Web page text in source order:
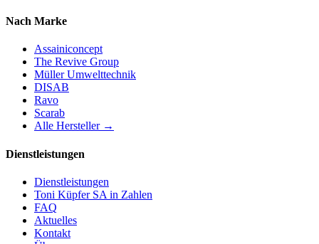
Nach Marke
Assainiconcept
The Revive Group
Müller Umwelttechnik
DISAB
Ravo
Scarab
Alle Hersteller →
Dienstleistungen
Dienstleistungen
Toni Küpfer SA in Zahlen
FAQ
Aktuelles
Kontakt